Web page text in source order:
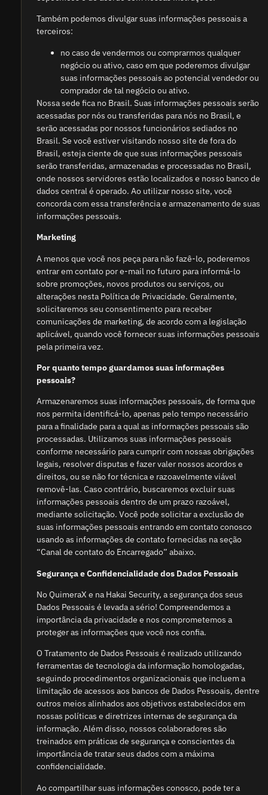
Também podemos divulgar suas informações pessoais a
terceiros:
no caso de vendermos ou comprarmos qualquer
negócio ou ativo, caso em que poderemos divulgar
suas informações pessoais ao potencial vendedor ou
comprador de tal negócio ou ativo.
Nossa sede fica no Brasil. Suas informações pessoais serão
acessadas por nós ou transferidas para nós no Brasil, e
serão acessadas por nossos funcionários sediados no
Brasil. Se você estiver visitando nosso site de fora do
Brasil, esteja ciente de que suas informações pessoais
serão transferidas, armazenadas e processadas no Brasil,
onde nossos servidores estão localizados e nosso banco de
dados central é operado. Ao utilizar nosso site, você
concorda com essa transferência e armazenamento de suas
informações pessoais.
Marketing
A menos que você nos peça para não fazê-lo, poderemos
entrar em contato por e-mail no futuro para informá-lo
sobre promoções, novos produtos ou serviços, ou
alterações nesta Política de Privacidade. Geralmente,
solicitaremos seu consentimento para receber
comunicações de marketing, de acordo com a legislação
aplicável, quando você fornecer suas informações pessoais
pela primeira vez.
Por quanto tempo guardamos suas informações
pessoais?
Armazenaremos suas informações pessoais, de forma que
nos permita identificá-lo, apenas pelo tempo necessário
para a finalidade para a qual as informações pessoais são
processadas. Utilizamos suas informações pessoais
conforme necessário para cumprir com nossas obrigações
legais, resolver disputas e fazer valer nossos acordos e
direitos, ou se não for técnica e razoavelmente viável
removê-las. Caso contrário, buscaremos excluir suas
informações pessoais dentro de um prazo razoável,
mediante solicitação. Você pode solicitar a exclusão de
suas informações pessoais entrando em contato conosco
usando as informações de contato fornecidas na seção
“Canal de contato do Encarregado” abaixo.
Segurança e Confidencialidade dos Dados Pessoais
No QuimeraX e na Hakai Security, a segurança dos seus
Dados Pessoais é levada a sério! Compreendemos a
importância da privacidade e nos comprometemos a
proteger as informações que você nos confia.
O Tratamento de Dados Pessoais é realizado utilizando
ferramentas de tecnologia da informação homologadas,
seguindo procedimentos organizacionais que incluem a
limitação de acessos aos bancos de Dados Pessoais, dentre
outros meios alinhados aos objetivos estabelecidos em
nossas políticas e diretrizes internas de segurança da
informação. Além disso, nossos colaboradores são
treinados em práticas de segurança e conscientes da
importância de tratar seus dados com a máxima
confidencialidade.
Ao compartilhar suas informações conosco, pode ter a